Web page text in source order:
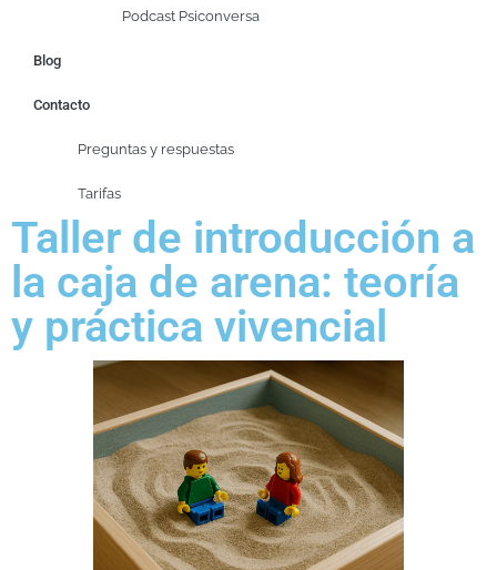
Podcast Psiconversa
Blog
Contacto
Preguntas y respuestas
Tarifas
Taller de introducción a
la caja de arena: teoría
y práctica vivencial